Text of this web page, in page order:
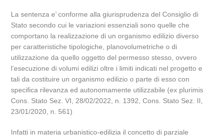
La sentenza e’ conforme alla giurisprudenza del Consiglio di
Stato secondo cui le variazioni essenziali sono quelle che
comportano la realizzazione di un organismo edilizio diverso
per caratteristiche tipologiche, planovolumetriche o di
utilizzazione da quello oggetto del permesso stesso, ovvero
l’esecuzione di volumi edilizi oltre i limiti indicati nel progetto e
tali da costituire un organismo edilizio o parte di esso con
specifica rilevanza ed autonomamente utilizzabile (ex plurimis
Cons. Stato Sez. VI, 28/02/2022, n. 1392, Cons. Stato Sez. II,
23/01/2020, n. 561)
Infatti in materia urbanistico-edilizia il concetto di parziale